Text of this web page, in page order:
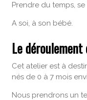
Prendre du temps,
A soi, à son bébé.
Le déroulement
Cet atelier est à
nés de 0 à 7 mois
Nous prendrons un